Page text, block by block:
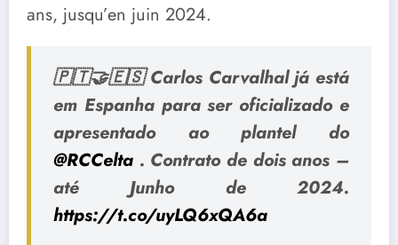
ans, jusqu’en juin 2024.
🇵🇹🤝🇪🇸 Carlos Carvalhal já está
em Espanha para ser oficializado e
apresentado ao plantel do
@RCCelta . Contrato de dois anos –
até Junho de 2024.
https://t.co/uyLQ6xQA6a